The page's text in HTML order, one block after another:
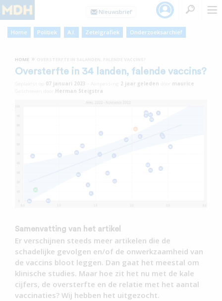
Home Politiek A.I. Zetelgrafiek Onderzoeksarchief
HOME »
Oversterfte in 34 landen, falende vaccins?
07 januari 2023 2 jaar geleden
maurice
Herman Steigstra
Samenvatting van het artikel
Er verschijnen steeds meer artikelen die de
schadelijke gevolgen en/of de onwerkzaamheid van
de vaccins bloot leggen. Dan gaat het meestal om
klinische studies. Maar hoe zit het nu met de kale
cijfers, de oversterfte en de relatie met het aantal
vaccinaties? Wij hebben het uitgezocht.